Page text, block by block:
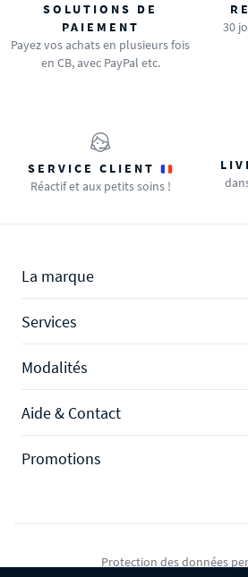
SOLUTIONS DE
PAIEMENT
Payez vos achats en plusieurs fois
en CB, avec PayPal etc.
30
SERVICE CLIENT
Réactif et aux petits soins !
La marque
Services
Modalités
Aide & Contact
Promotions
Protection des données